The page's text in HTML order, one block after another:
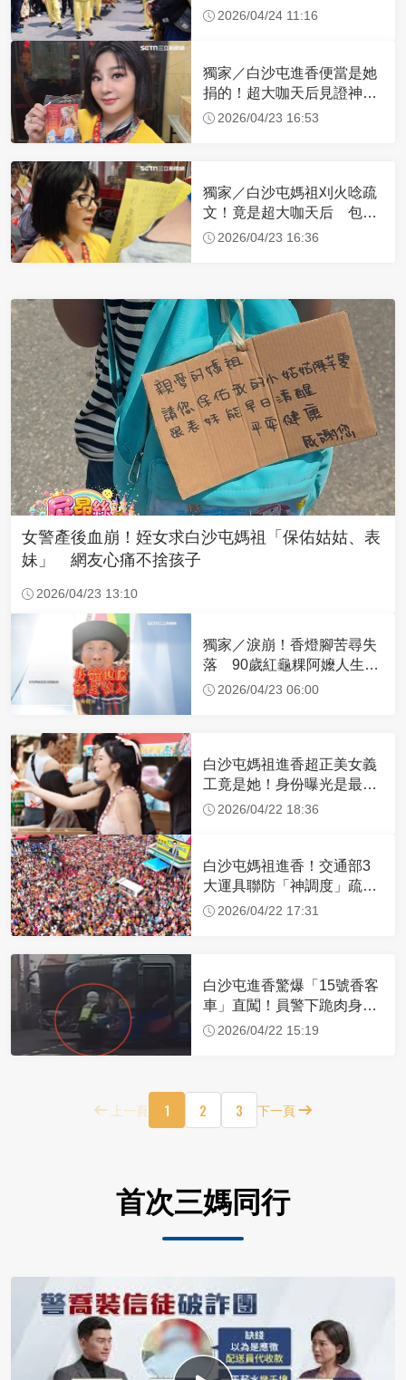
倍」 醫曝原因
2026/04/24 11:16
獨家／白沙屯進香便當是她
捐的！超大咖天后見證神
蹟 一靠近媽祖就爆哭
2026/04/23 16:53
獨家／白沙屯媽祖刈火唸疏
文！竟是超大咖天后 包尿
布忍尿5小時不喊累
2026/04/23 16:36
女警產後血崩！姪女求白沙屯媽祖「保佑姑姑、表
妹」 網友心痛不捨孩子
2026/04/23 13:10
獨家／淚崩！香燈腳苦尋失
落 90歲紅龜粿阿嬤人生謝
幕2026/04/23 06:00
白沙屯媽祖進香超正美女義
工竟是她！身份曝光是最美
禮生 一輩子不結婚
2026/04/22 18:36
白沙屯媽祖進香！交通部3
大運具聯防「神調度」疏運
32.1萬創新高
2026/04/22 17:31
白沙屯進香驚爆「15號香客
車」直闖！員警下跪肉身擋
車：讓行人先過
2026/04/22 15:19
上一頁 1 2 3 下一頁
首次三媽同行